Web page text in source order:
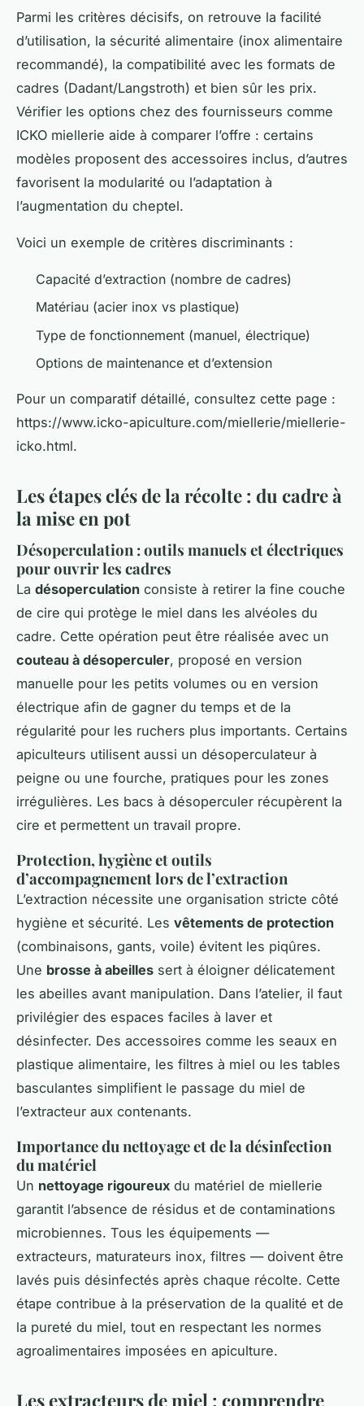
Parmi les critères décisifs, on retrouve la facilité
d’utilisation, la sécurité alimentaire (inox alimentaire
recommandé), la compatibilité avec les formats de
cadres (Dadant/Langstroth) et bien sûr les prix.
Vérifier les options chez des fournisseurs comme
ICKO miellerie aide à comparer l’offre : certains
modèles proposent des accessoires inclus, d’autres
favorisent la modularité ou l’adaptation à
l’augmentation du cheptel.
Voici un exemple de critères discriminants :
Capacité d’extraction (nombre de cadres)
Matériau (acier inox vs plastique)
Type de fonctionnement (manuel, électrique)
Options de maintenance et d’extension
Pour un comparatif détaillé, consultez cette page :
https://www.icko-apiculture.com/miellerie/miellerie-
icko.html.
Les étapes clés de la récolte : du cadre à
la mise en pot
Désoperculation : outils manuels et électriques
pour ouvrir les cadres
La désoperculation consiste à retirer la fine couche
de cire qui protège le miel dans les alvéoles du
cadre. Cette opération peut être réalisée avec un
couteau à désoperculer, proposé en version
manuelle pour les petits volumes ou en version
électrique afin de gagner du temps et de la
régularité pour les ruchers plus importants. Certains
apiculteurs utilisent aussi un désoperculateur à
peigne ou une fourche, pratiques pour les zones
irrégulières. Les bacs à désoperculer récupèrent la
cire et permettent un travail propre.
Protection, hygiène et outils
d’accompagnement lors de l’extraction
L’extraction nécessite une organisation stricte côté
hygiène et sécurité. Les vêtements de protection
(combinaisons, gants, voile) évitent les piqûres.
Une brosse à abeilles sert à éloigner délicatement
les abeilles avant manipulation. Dans l’atelier, il faut
privilégier des espaces faciles à laver et
désinfecter. Des accessoires comme les seaux en
plastique alimentaire, les filtres à miel ou les tables
basculantes simplifient le passage du miel de
l’extracteur aux contenants.
Importance du nettoyage et de la désinfection
du matériel
Un nettoyage rigoureux du matériel de miellerie
garantit l’absence de résidus et de contaminations
microbiennes. Tous les équipements —
extracteurs, maturateurs inox, filtres — doivent être
lavés puis désinfectés après chaque récolte. Cette
étape contribue à la préservation de la qualité et de
la pureté du miel, tout en respectant les normes
agroalimentaires imposées en apiculture.
Les extracteurs de miel : comprendre